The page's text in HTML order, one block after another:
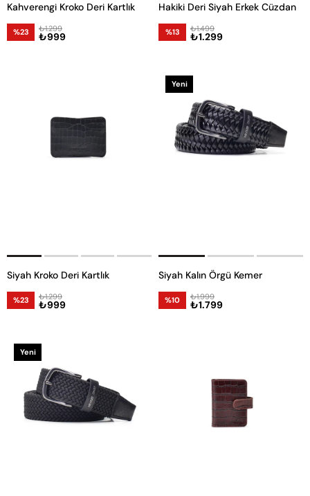
Kahverengi Kroko Deri Kartlık
%23 ₺999
₺1.299
Hakiki Deri Siyah Erkek Cüzdan
%13 ₺1.299
₺1.499
Siyah Kroko Deri Kartlık
%23 ₺999
₺1.299
Siyah Kalın Örgü Kemer
%10 ₺1.799
₺1.999
Yeni
Yeni